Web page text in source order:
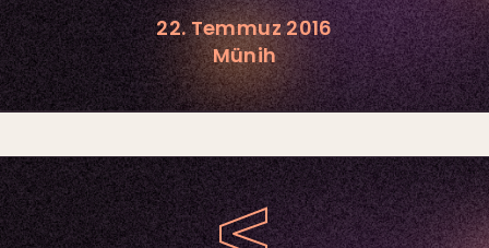
22. Temmuz 2016
Münih